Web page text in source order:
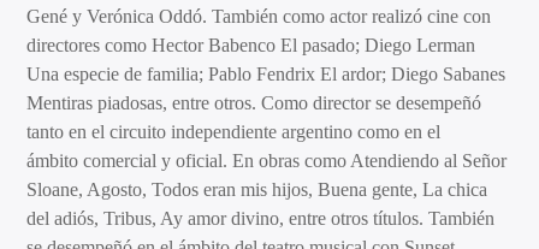
Gené y Verónica Oddó. También como actor realizó cine con
directores como Hector Babenco El pasado; Diego Lerman
Una especie de familia; Pablo Fendrix El ardor; Diego Sabanes
Mentiras piadosas, entre otros. Como director se desempeñó
tanto en el circuito independiente argentino como en el
ámbito comercial y oficial. En obras como Atendiendo al Señor
Sloane, Agosto, Todos eran mis hijos, Buena gente, La chica
del adiós, Tribus, Ay amor divino, entre otros títulos. También